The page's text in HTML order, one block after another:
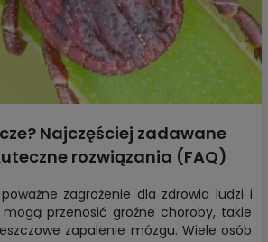
Najczęściej zadawane
rozwiązania (FAQ)
zagrożenie dla zdrowia ludzi i
mogą przenosić groźne choroby, takie
zapalenie mózgu. Wiele osób